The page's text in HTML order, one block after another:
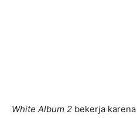
White Album 2 bekerja